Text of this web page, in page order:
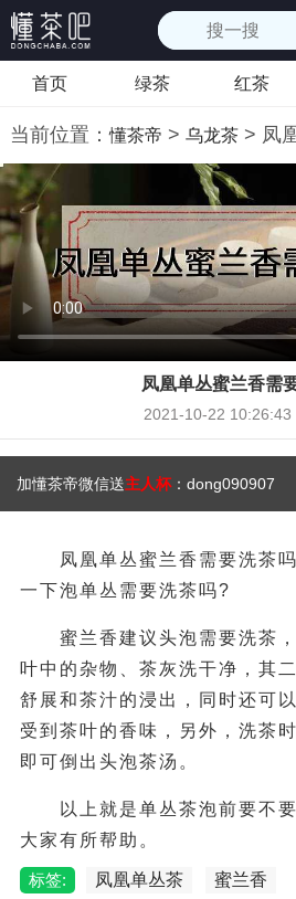
首页 绿茶 红茶
当前位置：懂茶帝 > 乌龙茶> 凤凰
凤凰单丛蜜兰香需
2021-10-22 10:26:43
加懂茶帝微信送主人杯： dong090907
凤凰单丛蜜兰香需要洗茶吗
一下泡单丛需要洗茶吗?
蜜兰香建议头泡需要洗茶，
叶中的杂物、茶灰洗干净，其
舒展和茶汁的浸出，同时还可
受到茶叶的香味，另外，洗茶
即可倒出头泡茶汤。
以上就是单丛茶泡前要不要
大家有所帮助。
标签: 凤凰单丛茶 蜜兰香